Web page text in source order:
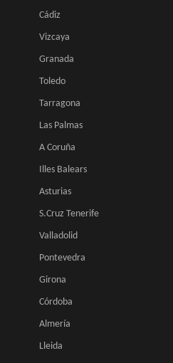
Cádiz
Vizcaya
Granada
Toledo
Tarragona
Las Palmas
A Coruña
Illes Balears
Asturias
S.Cruz Tenerife
Valladolid
Pontevedra
Girona
Córdoba
Almería
Lleida